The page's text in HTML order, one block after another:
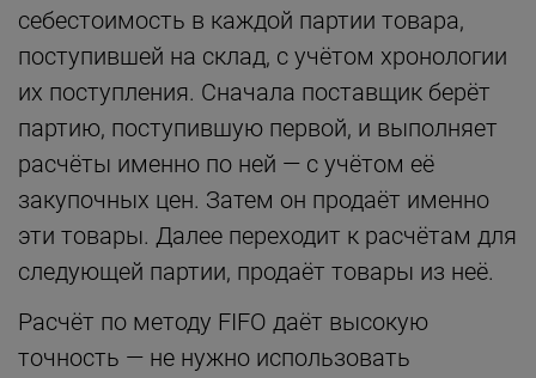
себестоимость в каждой партии товара,
поступившей на склад, с учётом хронологии
их поступления. Сначала поставщик берёт
партию, поступившую первой, и выполняет
расчёты именно по ней — с учётом её
закупочных цен. Затем он продаёт именно
эти товары. Далее переходит к расчётам для
следующей партии, продаёт товары из неё.
Расчёт по методу FIFO даёт высокую
точность — не нужно использовать